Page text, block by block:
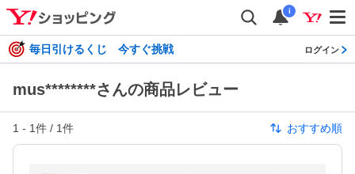
i
毎日引けるくじ 今すぐ挑戦 ログイン
mus********さんの商品レビュー
1 - 1件 / 1件 おすすめ順